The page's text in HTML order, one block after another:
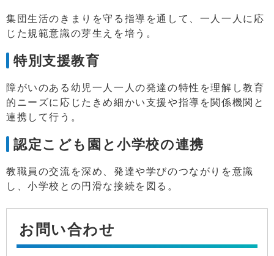
集団生活のきまりを守る指導を通して、一人一人に応
じた規範意識の芽生えを培う。
特別支援教育
障がいのある幼児一人一人の発達の特性を理解し教育
的ニーズに応じたきめ細かい支援や指導を関係機関と
連携して行う。
認定こども園と小学校の連携
教職員の交流を深め、発達や学びのつながりを意識
し、小学校との円滑な接続を図る。
お問い合わせ